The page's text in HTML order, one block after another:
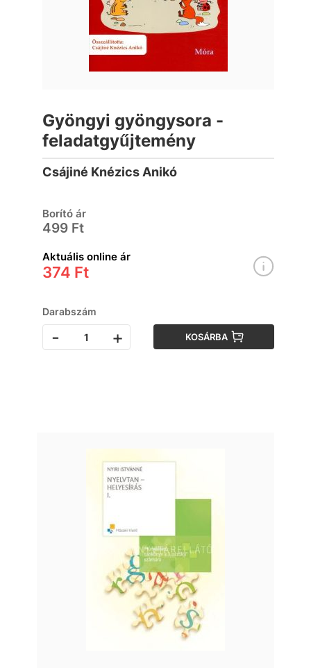
Gyöngyi gyöngysora -
feladatgyűjtemény
Csájiné Knézics Anikó
Borító ár
499 Ft
Aktuális online ár
374 Ft
Darabszám
- + KOSÁRBA